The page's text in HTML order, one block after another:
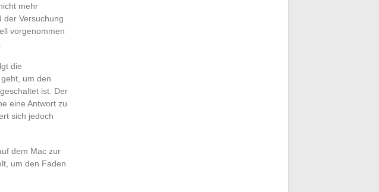
mehr
der Versuchung
vorgenommen
die
um den
ist. Der
eine Antwort zu
sich jedoch
dem Mac zur
um den Faden